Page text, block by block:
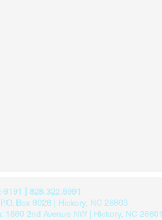
9191 | 828.322.5991
Box 9026 | Hickory, NC 28603
1880 2nd Avenue NW | Hickory, NC 28601